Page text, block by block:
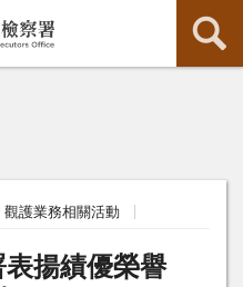
觀護業務相關活動
揚績優榮譽